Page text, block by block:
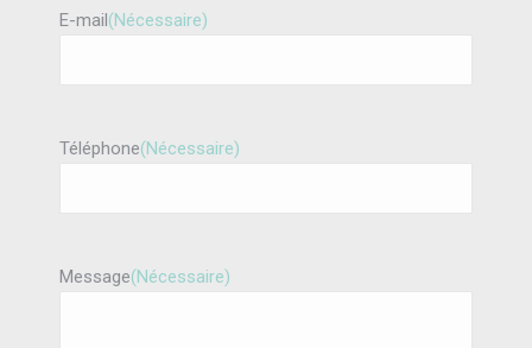
E-mail(Nécessaire)
Téléphone(Nécessaire)
Message(Nécessaire)